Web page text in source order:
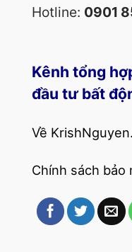
Hotline: 0901
Kênh tổng
đầu tư bất
Về
Chính sách bảo